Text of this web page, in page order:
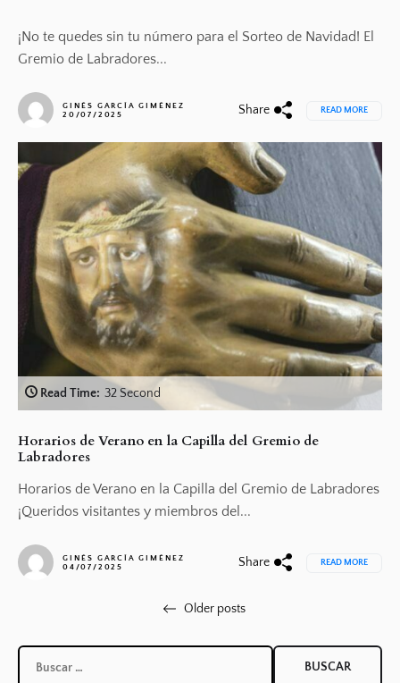
¡No te quedes sin tu número para el Sorteo de Navidad! El
Gremio de Labradores...
GINÉS GARCÍA GIMÉNEZ
20/07/2025
Share READ MORE
Read Time: 32 Second
Horarios de Verano en la Capilla del Gremio de
Labradores
Horarios de Verano en la Capilla del Gremio de Labradores
¡Queridos visitantes y miembros del...
GINÉS GARCÍA GIMÉNEZ
04/07/2025
Share READ MORE
entradas
Older posts
Buscar: